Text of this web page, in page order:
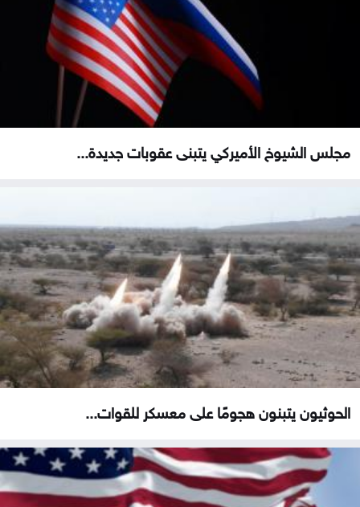
مجلس الشيوخ الأميركي يتبنى عقوبات جديدة...
الحوثيون يتبنون هجومًا على معسكر للقوات...